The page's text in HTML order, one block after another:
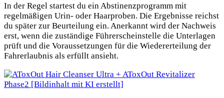
In der Regel startest du ein Abstinenzprogramm mit
regelmäßigen Urin- oder Haarproben. Die Ergebnisse reichst
du später zur Beurteilung ein. Anerkannt wird der Nachweis
erst, wenn die zuständige Führerscheinstelle die Unterlagen
prüft und die Voraussetzungen für die Wiedererteilung der
Fahrerlaubnis als erfüllt ansieht.